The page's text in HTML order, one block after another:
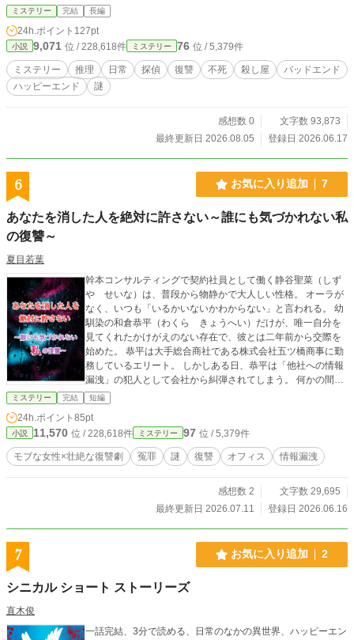
込んでいく。死なない男と、逃げ続ける女、そして歪んだ正
義を持つ刑事。三者の交錯が、命の価値を揺さぶる。 ■登場
人物 高篠藤巳（たかしの ふじみ） 不死の体を持つ男。殺さ
れても再生・復活する特異体質を活かし、「殺され屋」とし
て他人の身代わりを務める。理性的でドライな性格だが、過
去の出来事と両親の死により警察を強く嫌っている。 指揮嶋
鳩子（しきしま はとこ） 特殊メイク技術を持つ大学院生。か
巳の不死性にいち早く気づき、身代わりを依頼する。冷静さ
と大胆さを併せ持つ。 真田修二（さなだ しゅうじ） 刑事で
険な思想の持ち主で、鳩子を執拗に追う。 狩之矢常夜（かの
やじょうや） 殺し屋時代の鳩子の教育係。ある事情で組織か
る。住居兼喫茶ハンターの店主となり、鳩子を護る。常に見
死という異物・高篠藤巳（たかしの ふじみ）が、生きること
と痛みの秩序そのものを揺るがしていく。殺され屋の藤巳と
元殺し屋/特殊メイク技師の鳩子が繰り広げる、生きる痛みを
問うミステリー小説。
ミステリー 完結 長編
24h.ポイント 127pt
小説 9,071 位 / 228,618件 ミステリー 76 位 / 5,379件
ミステリー 推理 日常 探偵 復讐 不死 殺し屋
バッドエンド
ハッピーエンド
謎
感想数 0
文字数 93,873
最終更新日 2026.08.05
登録日 2026.06.17
6 お気に入り追加 7
あなたを消した人を絶対に許さない～誰にも気づかれない私
の復讐～
夏目若葉
幹本コンサルティングで契約社員として働く静谷聖菜（しず
や せいな）は、普段から物静かで大人しい性格。 オーラが
なく、いつも「いるかいないかわからない」と言われる。 幼
馴染の和倉恭平（わくら きょうへい）だけが、唯一自分を
見てくれたかけがえのない存在で、彼とは二年前から交際を
始めた。 恭平は大手総合商社である株式会社五ツ橋商事に勤
務しているエリート。 しかしある日、恭平は「他社への情報
漏洩」の犯人として会社から糾弾されてしまう。 何かの間違
いだと容疑を否定するも、アクセスログや送信したメールな
ど、偽の証拠をつきつけられて、自宅謹慎処分になり…… 愛
する恋人のため、どうしてこんなことになったのか、聖菜は
調査を開始する。 ✽+†+✽――✽+†+✽――✽+†+✽ 存在感の
薄い契約社員の女性が、無実の罪で社会的に抹殺された恋人
のため、恋人の会社へ潜入し、人生を賭けた復讐を開始す
ミステリー 完結 短編
24h.ポイント 85pt
小説 11,570 位 / 228,618件 ミステリー 97 位 / 5,379件
モブな女性×壮絶な復讐劇 冤罪 謎 復讐 オフィス 情報漏洩
感想数 2
文字数 29,695
最終更新日 2026.07.11
登録日 2026.06.16
7 お気に入り追加 2
シニカル ショート ストーリーズ
直木俊
一話完結、3分で読める、日常のなかの異世界、ハッピーエン